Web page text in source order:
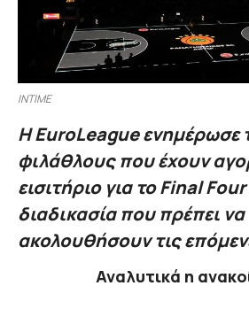
INTIME
Η EuroLeague ενημέρωσε
φιλάθλους που έχουν
εισιτήριο για το Final
διαδικασία που πρέπει να
ακολουθήσουν τις
Αναλυτικά η